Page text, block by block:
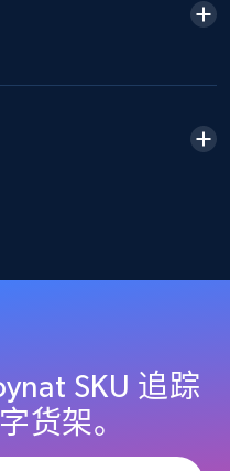
number,
Manufacturer,
SKU 追踪
货架。